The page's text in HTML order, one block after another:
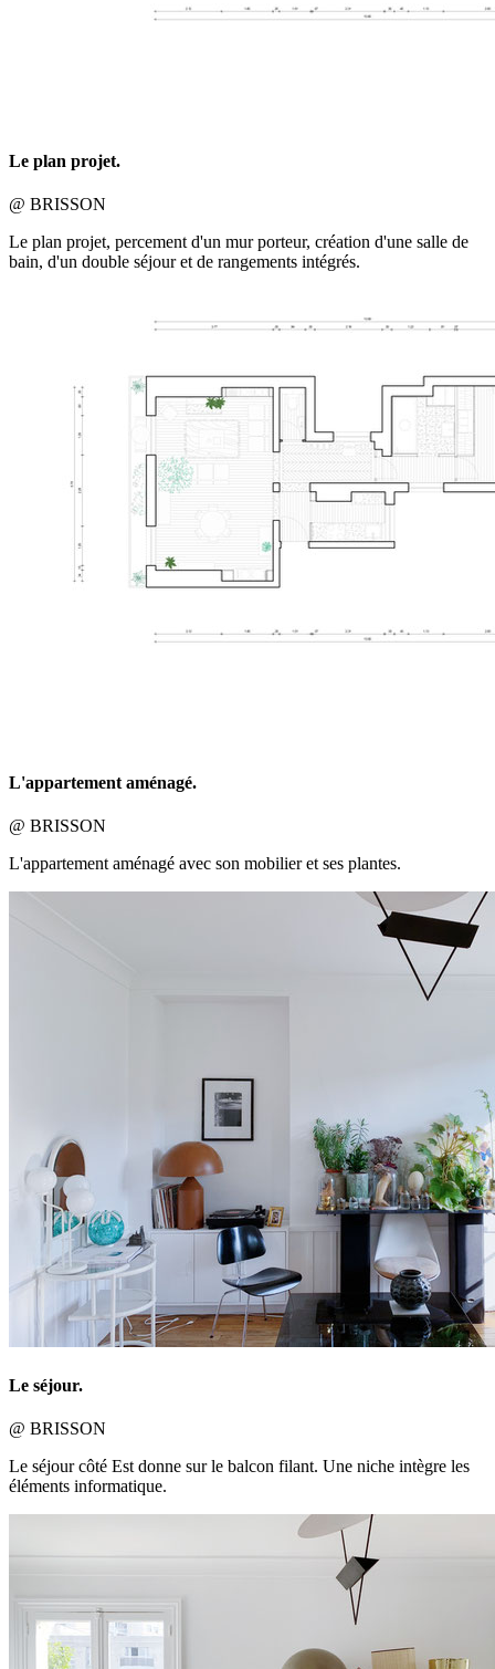
Le plan projet.
@ BRISSON
Le plan projet, percement d'un mur porteur, création d'une salle de
bain, d'un double séjour et de rangements intégrés.
L'appartement aménagé.
@ BRISSON
L'appartement aménagé avec son mobilier et ses plantes.
Le séjour.
@ BRISSON
Le séjour côté Est donne sur le balcon filant. Une niche intègre les
éléments informatique.